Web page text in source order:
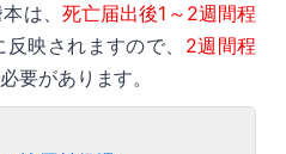
は、 死亡届出後1～2週間程
映されますので、 2週間程
要があります。